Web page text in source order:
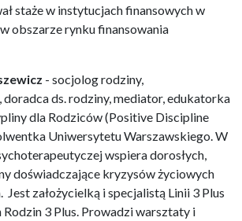
staże w instytucjach finansowych w
obszarze rynku finansowania
- socjolog rodziny,
ds. rodziny, mediator, edukatorka
dla Rodziców (Positive Discipline
Uniwersytetu Warszawskiego. W
wspiera dorosłych,
doświadczające kryzysów życiowych
założycielką i specjalistą Linii 3 Plus
3 Plus. Prowadzi warsztaty i